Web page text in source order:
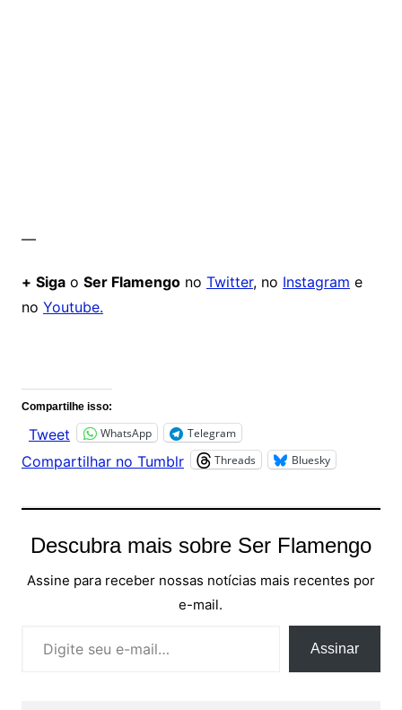
—
+ Sigao Ser Flamengono Twitter, no Instagram e
no Youtube.
Compartilhe isso:
Tweet WhatsApp Telegram
Compartilhar no Tumblr Threads Bluesky
Descubra mais sobre Ser Flamengo
Assine para receber nossas notícias mais recentes por
e-mail.
Assinar